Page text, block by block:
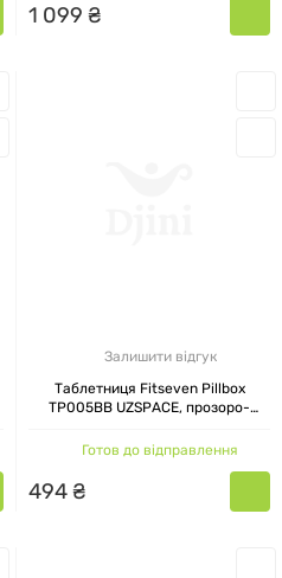
1 099 ₴
Залишити відгук
Таблетниця Fitseven Pillbox
TP005BB UZSPACE, прозоро-
Готов до відправлення
494₴